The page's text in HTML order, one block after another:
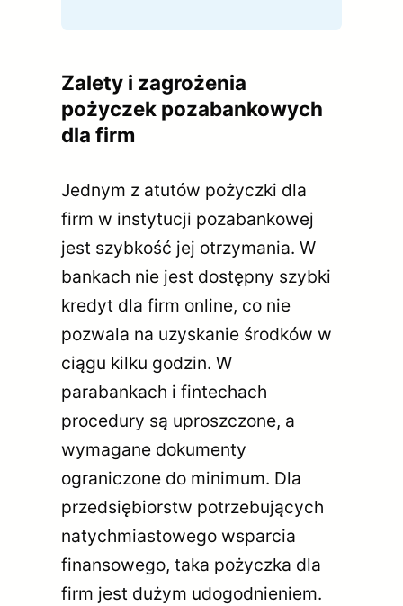
Zalety i zagrożenia
pożyczek pozabankowych
dla firm
Jednym z atutów pożyczki dla
firm w instytucji pozabankowej
jest szybkość jej otrzymania. W
bankach nie jest dostępny szybki
kredyt dla firm online, co nie
pozwala na uzyskanie środków w
ciągu kilku godzin. W
parabankach i fintechach
procedury są uproszczone, a
wymagane dokumenty
ograniczone do minimum. Dla
przedsiębiorstw potrzebujących
natychmiastowego wsparcia
finansowego, taka pożyczka dla
firm jest dużym udogodnieniem.